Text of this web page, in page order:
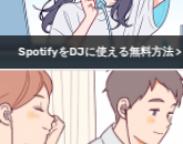
SpotifyをDJに使える無料方法 >